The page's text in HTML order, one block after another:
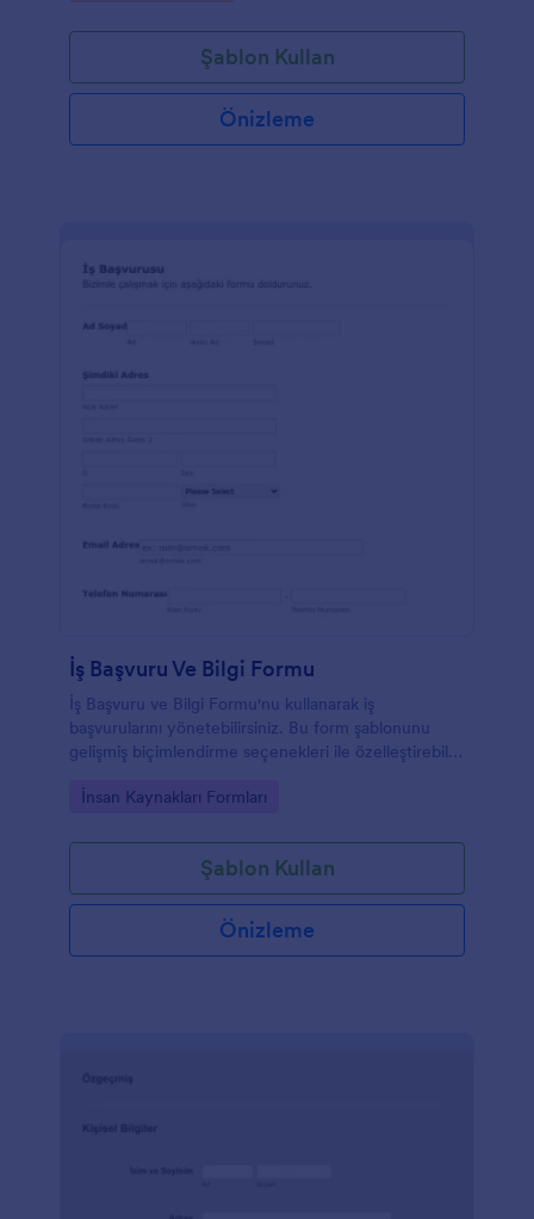
Şablon Kullan
Önizleme
İş Başvuru Ve Bilgi Formu
İş Başvuru ve Bilgi Formu'nu kullanarak iş
başvurularını yönetebilirsiniz. Bu form şablonunu
gelişmiş biçimlendirme seçenekleri ile özelleştirebilir,
uyumlu hale getirebilirsiniz.
Go to Category:
İnsan Kaynakları Formları
Şablon Kullan
Önizleme